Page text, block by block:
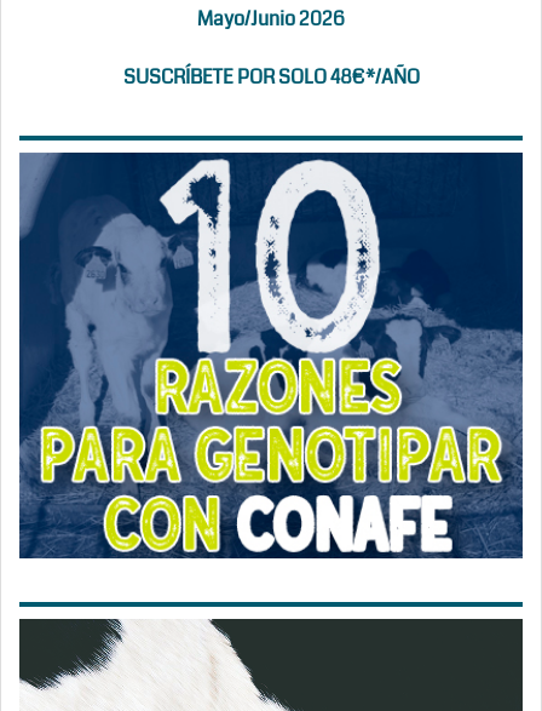
Mayo/Junio 2026
SUSCRÍBETE POR SOLO 48€*/AÑO